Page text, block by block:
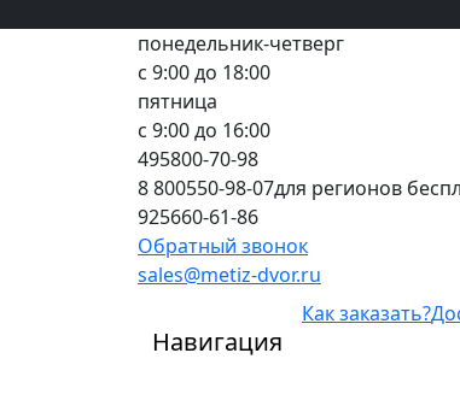
понедельник-четверг
с 9:00 до 18:00
пятница
с 9:00 до 16:00
495800-70-98
8 800550-98-07для регионов
925660-61-86
Обратный звонок
sales@metiz-dvor.ru
Навигация
Как заказать?